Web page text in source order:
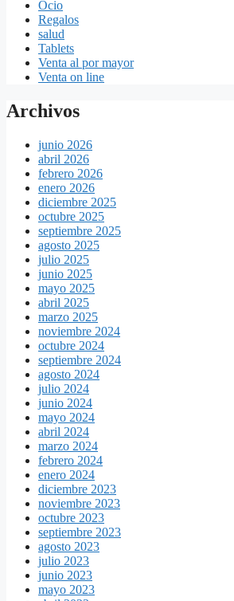
Ocio
Regalos
salud
Tablets
Venta al por mayor
Venta on line
Archivos
junio 2026
abril 2026
febrero 2026
enero 2026
diciembre 2025
octubre 2025
septiembre 2025
agosto 2025
julio 2025
junio 2025
mayo 2025
abril 2025
marzo 2025
noviembre 2024
octubre 2024
septiembre 2024
agosto 2024
julio 2024
junio 2024
mayo 2024
abril 2024
marzo 2024
febrero 2024
enero 2024
diciembre 2023
noviembre 2023
octubre 2023
septiembre 2023
agosto 2023
julio 2023
junio 2023
mayo 2023